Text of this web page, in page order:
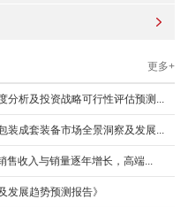
更多+
分析及投资战略可行性评估预测...
装成套装备市场全景洞察及发展...
售收入与销量逐年增长，高端...
发展趋势预测报告》